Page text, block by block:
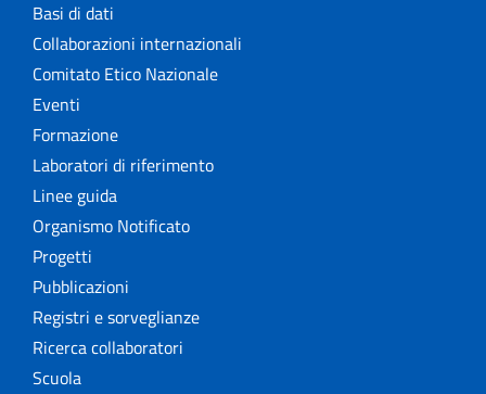
Basi di dati
Collaborazioni internazionali
Comitato Etico Nazionale
Eventi
Formazione
Laboratori di riferimento
Linee guida
Organismo Notificato
Progetti
Pubblicazioni
Registri e sorveglianze
Ricerca collaboratori
Scuola